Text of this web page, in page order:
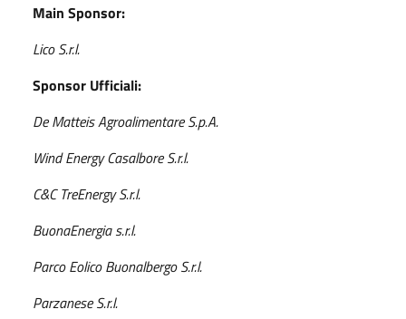
Main Sponsor:
Lico S.r.l.
Sponsor Ufficiali:
De Matteis Agroalimentare S.p.A.
Wind Energy Casalbore S.r.l.
C&C TreEnergy S.r.l.
BuonaEnergia s.r.l.
Parco Eolico Buonalbergo S.r.l.
Parzanese S.r.l.